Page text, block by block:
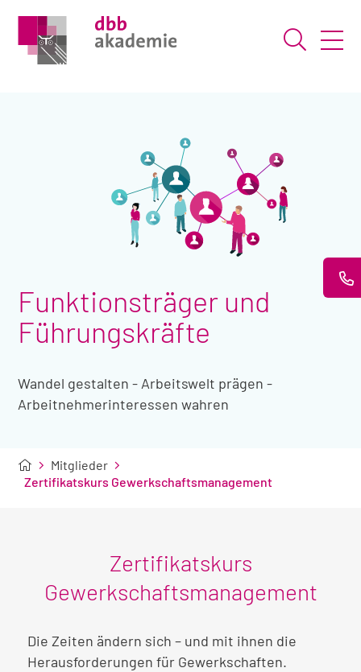
Suche
Funktionsträger und
Führungskräfte
Wandel gestalten - Arbeitswelt prägen -
Arbeitnehmerinteressen wahren
Mitglieder
Zertifikatskurs Gewerkschaftsmanagement
Zertifikatskurs
Gewerkschaftsmanagement
Die Zeiten ändern sich – und mit ihnen die
Herausforderungen für Gewerkschaften.